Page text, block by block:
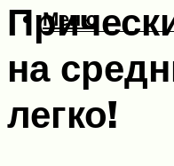
Меню
на
легко!